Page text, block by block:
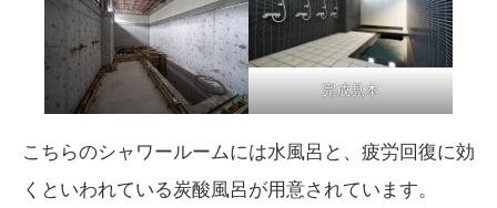
完成見本
こちらのシャワールームには水風呂と、疲労回復に効
くといわれている炭酸風呂が用意されています。